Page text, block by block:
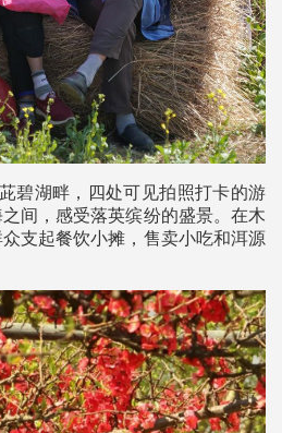
碧湖畔，四处可见拍照打卡的游
间，感受落英缤纷的盛景。在木
支起餐饮小摊，售卖小吃和洱源